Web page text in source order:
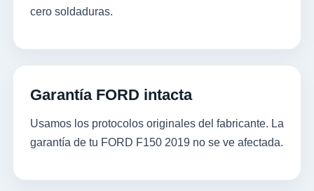
cero soldaduras.
Garantía FORD intacta
Usamos los protocolos originales del fabricante. La
garantía de tu FORD F150 2019 no se ve afectada.